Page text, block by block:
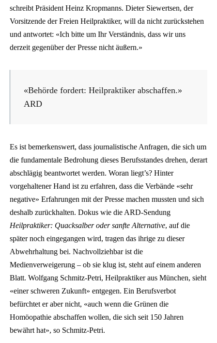
schreibt Präsident Heinz Kropmanns. Dieter Siewertsen, der
Vorsitzende der Freien Heilpraktiker, will da nicht zurückstehen
und antwortet: «Ich bitte um Ihr Verständnis, dass wir uns
derzeit gegenüber der Presse nicht äußern.»
«Behörde fordert: Heilpraktiker abschaffen.»
ARD
Es ist bemerkenswert, dass journalistische Anfragen, die sich um
die fundamentale Bedrohung dieses Berufsstandes drehen, derart
abschlägig beantwortet werden. Woran liegt’s? Hinter
vorgehaltener Hand ist zu erfahren, dass die Verbände «sehr
negative» Erfahrungen mit der Presse machen mussten und sich
deshalb zurückhalten. Dokus wie die ARD-Sendung
Heilpraktiker: Quacksalber oder sanfte Alternative, auf die
später noch eingegangen wird, tragen das ihrige zu dieser
Abwehrhaltung bei. Nachvollziehbar ist die
Medienverweigerung – ob sie klug ist, steht auf einem anderen
Blatt. Wolfgang Schmitz-Petri, Heilpraktiker aus München, sieht
«einer schweren Zukunft» entgegen. Ein Berufsverbot
befürchtet er aber nicht, «auch wenn die Grünen die
Homöopathie abschaffen wollen, die sich seit 150 Jahren
bewährt hat», so Schmitz-Petri.